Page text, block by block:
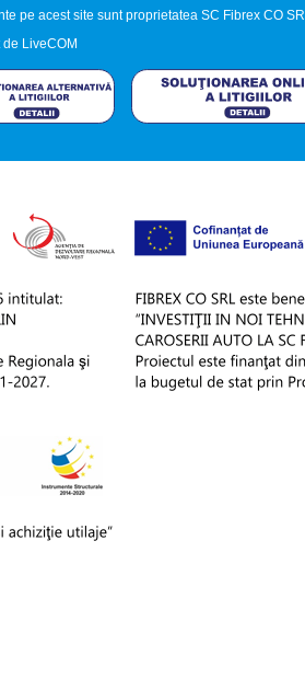
pe acest site sunt proprietatea SC Fibrex CO
de LiveCOM